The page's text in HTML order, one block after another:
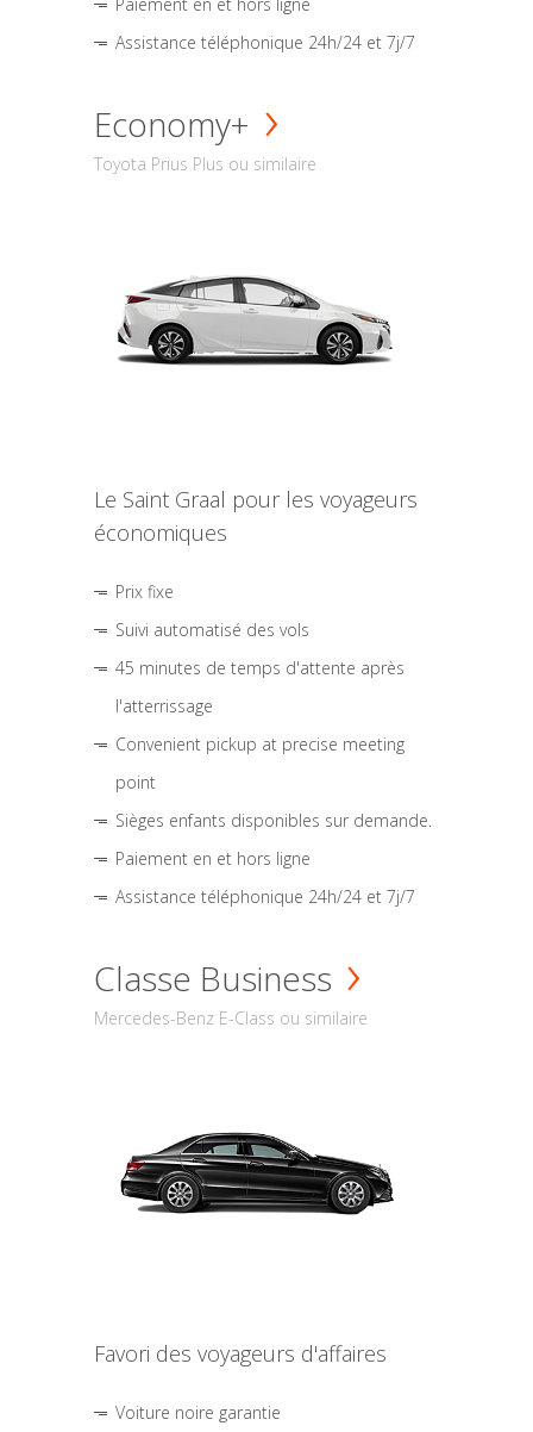
Assistance téléphonique 24h/24 et 7j/7
Economy+
Toyota Prius Plus ou similaire
Le Saint Graal pour les voyageurs
économiques
Prix fixe
Suivi automatisé des vols
45 minutes de temps d'attente après
l'atterrissage
Convenient pickup at precise meeting
point
Sièges enfants disponibles sur demande.
Paiement en et hors ligne
Assistance téléphonique 24h/24 et 7j/7
Classe Business
Mercedes-Benz E-Class ou similaire
Favori des voyageurs d'affaires
Voiture noire garantie